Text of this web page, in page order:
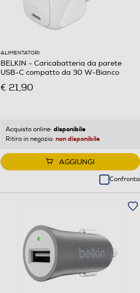
ALIMENTATORI
BELKIN - Caricabatteria da parete
USB-C compatto da 30 W-Bianco
€ 21,90
Acquisto online: disponibile
Ritiro in negozio: non disponibile
AGGIUNGI
Confronta